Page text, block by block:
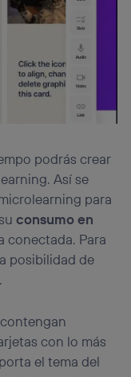
podrás crear
Así se
para
consumo en
conectada. Para
posibilidad de
con lo más
el tema del